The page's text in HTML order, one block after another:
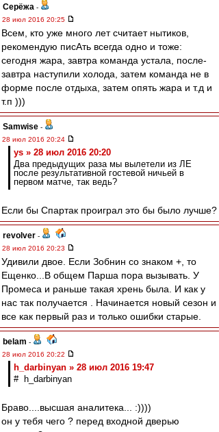
Серёжа -
28 июл 2016 20:25
Всем, кто уже много лет считает нытиков,
рекомендую писАть всегда одно и тоже:
сегодня жара, завтра команда устала, после-
завтра наступили холода, затем команда не в
форме после отдыха, затем опять жара и т.д и
т.п )))
Samwise -
28 июл 2016 20:24
ys » 28 июл 2016 20:20
Два предыдущих раза мы вылетели из ЛЕ
после результативной гостевой ничьей в
первом матче, так ведь?
Если бы Спартак проиграл это бы было лучше?
revolver -
28 июл 2016 20:23
Удивили двое. Если Зобнин со знаком +, то
Ещенко...В общем Парша пора вызывать. У
Промеса и раньше такая хрень была. И как у
нас так получается . Начинается новый сезон и
все как первый раз и только ошибки старые.
belam -
28 июл 2016 20:22
h_darbinyan » 28 июл 2016 19:47
# h_darbinyan
Браво....высшая аналитека... :))))
он у тебя чего ? перед входной дверью